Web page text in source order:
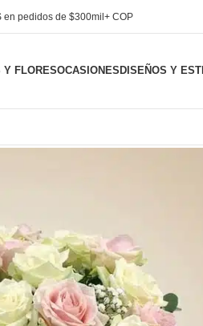
en pedidos de $300mil+ COP
Y FLORESOCASIONESDISEÑOS Y